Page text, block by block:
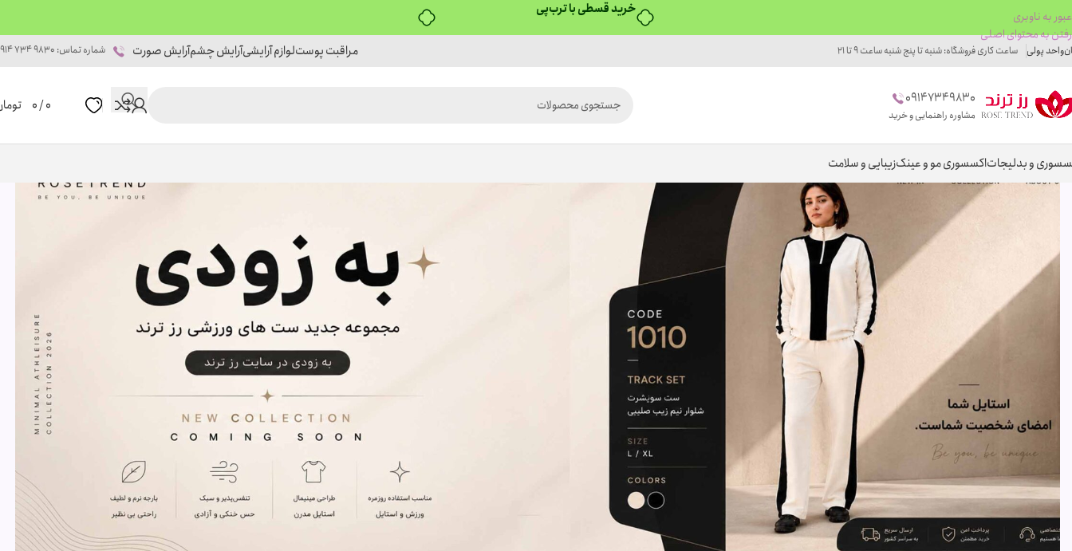
۴ قسط، بدون کارمزد
عبور به ناوبری
رفتن به محتوای اصلی
واحد پولی ساعت کاری فروشگاه: شنبه تا پنج شنبه ساعت 9 تا 21 مراقبت پوستلوازم آرایشیآرایش چشمآرایش صورت شماره تماس: 9830 734 0914
09147349830
مشاوره راهنمایی و خرید
0
/
0
و بدلیجاتاکسسوری مو و عینکزیبایی و سلامت